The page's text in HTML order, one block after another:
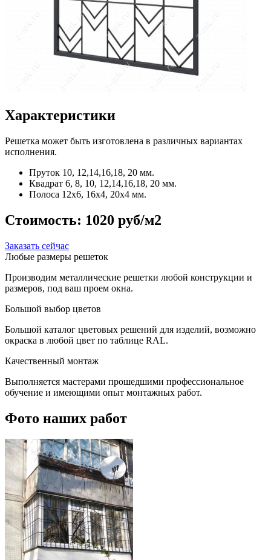
Характеристики
Решетка может быть изготовлена в различных вариантах
исполнения.
Пруток 10, 12,14,16,18, 20 мм.
Квадрат 6, 8, 10, 12,14,16,18, 20 мм.
Полоса 12x6, 16x4, 20x4 мм.
Стоимость: 1020 руб/м2
Заказать сейчас
Любые размеры решеток
Производим металлические решетки любой конструкции и
размеров, под ваш проем окна.
Большой выбор цветов
Большой каталог цветовых решений для изделий, возможно
окраска в любой цвет по таблице RAL.
Качественный монтаж
Выполняется мастерами прошедшими профессиональное
обучение и имеющими опыт монтажных работ.
Фото наших работ